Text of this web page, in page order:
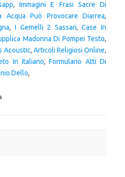
, Immagini E Frasi Sacre Di
Acqua Può Provocare Diarrea,
, I Gemelli 2 Sassari,Case In
Madonna Di Pompei Testo,
Acoustic, Articoli Religiosi Online,
In Italiano,Formulario Atti Di
Dello,